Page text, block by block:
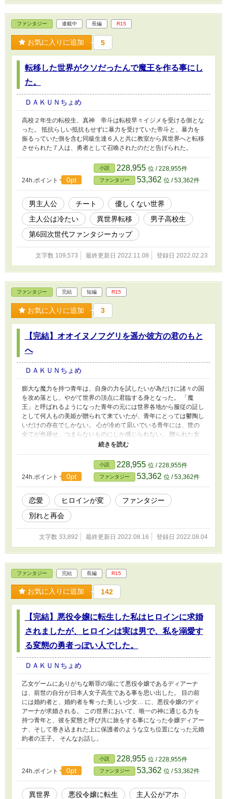
ファンタジー 連載中 長編 R15
お気に入りに追加 5
転移した世界がクソだったんで魔王を作る事にし
た。
ＤＡＫＵＮちょめ
高校２年生の転校生、真神 帝斗は転校早々イジメを受ける側とな
った。 抵抗らしい抵抗もせずに暴力を受けていた帝斗と、暴力を
振るっていた側を含む同級生達６人と共に教室から異世界へと転移
させられた７人は、勇者として召喚されたのだと告げられた。
24h.ポイント 0pt
小説 228,955 位 / 228,955件
ファンタジー 53,362 位 / 53,362件
男主人公 チート
優しくない世界
主人公は冷たい
異世界転移
男子高校生
第6回次世代ファンタジーカップ
文字数 109,573 最終更新日 2022.11.08 登録日 2022.02.23
ファンタジー 完結 短編 R15
お気に入りに追加 3
【完結】オオイヌノフグリを遥か彼方の君のもと
へ
ＤＡＫＵＮちょめ
膨大な魔力を持つ青年は、自身の力を試したいが為だけに諸々の国
を攻め落とし、やがて世界の頂点に君臨する身となった。 「魔
王」と呼ばれるようになった青年の元には世界各地から服従の証し
として何人もの美姫が贈られて来ていたが、青年にとっては鬱陶し
いだけの存在でしかない。 心が冷めて凪いでいる青年には、世の
全てが色褪せ、つまらないものにしか感じられない。 贈られた女
達は青年に触れられる事も無いまま、名前すら知られないまま、青
雑草を手に、愛しそうに見詰める少女。 贈られて来た美姫達と比
べれば、なぜ此処に居るのか分からない位に見た目は平凡な普通の
少女。 他の女達と違い、自身をアピールしてくる事もない、地味
で大人しいだけの女。 だが、雑草と戯れるなど頭がおかしい。 そ
の少女がある日、唐突にキレた。 この地に骨を埋め、生涯を掛け
てでも成し遂げたい目的をもってこの地に来た筈なのに、たった一
年しかこの地に居られなくなったのだと告げた少女は、魔王と呼ば
なったかも知れない貴方と、わたしがしたい事をする！」 少女を
雑草女と呼ぶ青年と、そんな青年を悪戯にダーリンと呼ぶ、多くの
謎を秘めた少女。 そんな二人を繋ぐ、名前だけは残念なのに美し
く可憐な花。 そんな世界の話。 ＊小説家になろうでも出してま
す。
24h.ポイント 0pt
小説 228,955 位 / 228,955件
ファンタジー 53,362 位 / 53,362件
恋愛 ヒロインが変
ファンタジー
別れと再会
文字数 33,892 最終更新日 2022.08.16 登録日 2022.08.04
ファンタジー 完結 長編 R15
お気に入りに追加 142
【完結】悪役令嬢に転生した私はヒロインに求婚
されましたが、ヒロインは実は男で、私を溺愛す
る変態の勇者っぽい人でした。
ＤＡＫＵＮちょめ
乙女ゲームにありがちな断罪の場にて悪役令嬢であるディアーナ
は、前世の自分が日本人女子高生である事を思い出した。 目の前
には婚約者と、婚約者を奪った美しい少女… に、悪役令嬢のディ
アーナが求婚される。 この世界において、唯一の神に通じる力を
持つ青年と、彼を変態と呼び共に旅をする事になった令嬢ディアー
ナ、そして巻き込まれた上に保護者のような立ち位置になった元婚
約者の王子。 そんなお話し。
24h.ポイント 0pt
小説 228,955 位 / 228,955件
ファンタジー 53,362 位 / 53,362件
異世界 悪役令嬢に転生
主人公がアホ